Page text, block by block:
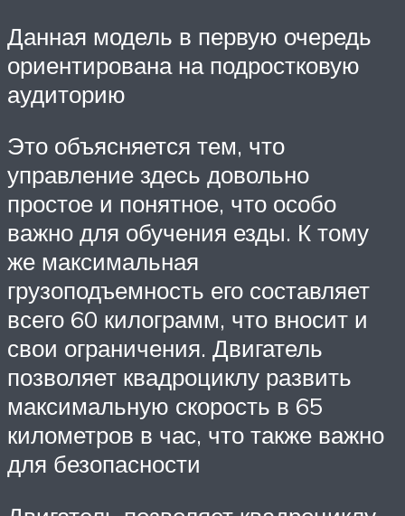
Данная модель в первую очередь
ориентирована на подростковую
аудиторию
Это объясняется тем, что
управление здесь довольно
простое и понятное, что особо
важно для обучения езды. К тому
же максимальная
грузоподъемность его составляет
всего 60 килограмм, что вносит и
свои ограничения. Двигатель
позволяет квадроциклу развить
максимальную скорость в 65
километров в час, что также важно
для безопасности